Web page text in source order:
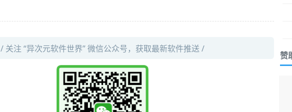
/ 关注 “异次元软件世界” 微信公众号，获取最新软件推送 /
赞